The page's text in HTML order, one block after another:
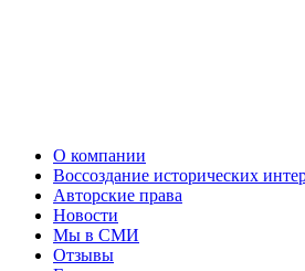
О компании
Воссоздание исторических
Авторские права
Новости
Мы в СМИ
Отзывы